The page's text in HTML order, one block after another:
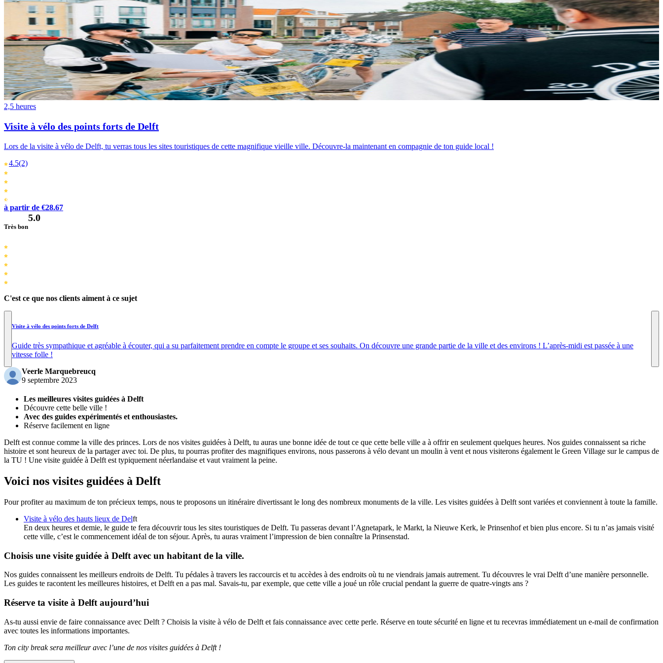
2,5 heures
Visite à vélo des points forts de Delft
Lors de la visite à vélo de Delft, tu verras tous les sites touristiques de cette magnifique vieille ville. Découvre-la maintenant en compagnie de ton guide local !
4.5(2)
à partir de €28.67
Très bon
5.0
C'est ce que nos clients aiment à ce sujet
Visite à vélo des points forts de Delft
Guide très sympathique et agréable à écouter, qui a su parfaitement prendre en compte le groupe et ses souhaits. On découvre une grande partie de la ville et des environs ! L’après-midi est passée à une
vitesse folle !
Veerle Marquebreucq
9 septembre 2023
Les meilleures visites guidées à Delft
Découvre cette belle ville !
Avec des guides expérimentés et enthousiastes.
Réserve facilement en ligne
Delft est connue comme la ville des princes. Lors de nos visites guidées à Delft, tu auras une bonne idée de tout ce que cette belle ville a à offrir en seulement quelques heures. Nos guides connaissent sa riche
histoire et sont heureux de la partager avec toi. De plus, tu pourras profiter des magnifiques environs, nous passerons à vélo devant un moulin à vent et nous visiterons également le Green Village sur le campus de
la TU ! Une visite guidée à Delft est typiquement néerlandaise et vaut vraiment la peine.
Voici nos visites guidées à Delft
Pour profiter au maximum de ton précieux temps, nous te proposons un itinéraire divertissant le long des nombreux monuments de la ville. Les visites guidées à Delft sont variées et conviennent à toute la famille.
Visite à vélo des hauts lieux de Delft
En deux heures et demie, le guide te fera découvrir tous les sites touristiques de Delft. Tu passeras devant l’Agnetapark, le Markt, la Nieuwe Kerk, le Prinsenhof et bien plus encore. Si tu n’as jamais visité
cette ville, c’est le commencement idéal de ton séjour. Après, tu auras vraiment l’impression de bien connaître la Prinsenstad.
Choisis une visite guidée à Delft avec un habitant de la ville.
Nos guides connaissent les meilleurs endroits de Delft. Tu pédales à travers les raccourcis et tu accèdes à des endroits où tu ne viendrais jamais autrement. Tu découvres le vrai Delft d’une manière personnelle.
Les guides te racontent les meilleures histoires, et Delft en a pas mal. Savais-tu, par exemple, que cette ville a joué un rôle crucial pendant la guerre de quatre-vingts ans ?
Réserve ta visite à Delft aujourd’hui
As-tu aussi envie de faire connaissance avec Delft ? Choisis la visite à vélo de Delft et fais connaissance avec cette perle. Réserve en toute sécurité en ligne et tu recevras immédiatement un e-mail de confirmation
avec toutes les informations importantes.
Ton city break sera meilleur avec l’une de nos visites guidées à Delft !